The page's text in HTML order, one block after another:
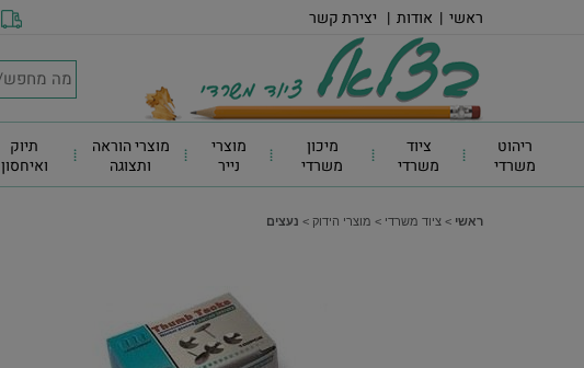
ראשי | אודות | יצירת קשר
ריהוט
משרדי
ציוד
משרדי
מיכון
משרדי
מוצרי
נייר
מוצרי הוראה
ותצוגה
תיוק
ואיחסון
ראשי > ציוד משרדי > מוצרי הידוק > נעצים